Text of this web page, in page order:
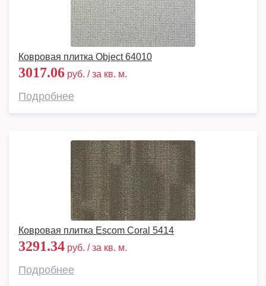
Ковровая плитка Object 64010
3017.06 руб. / за кв. м.
Подробнее
Ковровая плитка Escom Coral 5414
3291.34 руб. / за кв. м.
Подробнее